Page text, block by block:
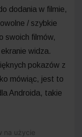
dodania w filmie,
/ szybkie
swoich filmów,
widza.
pokazów z
mówiąc, jest to
Androida, takie
na użycie